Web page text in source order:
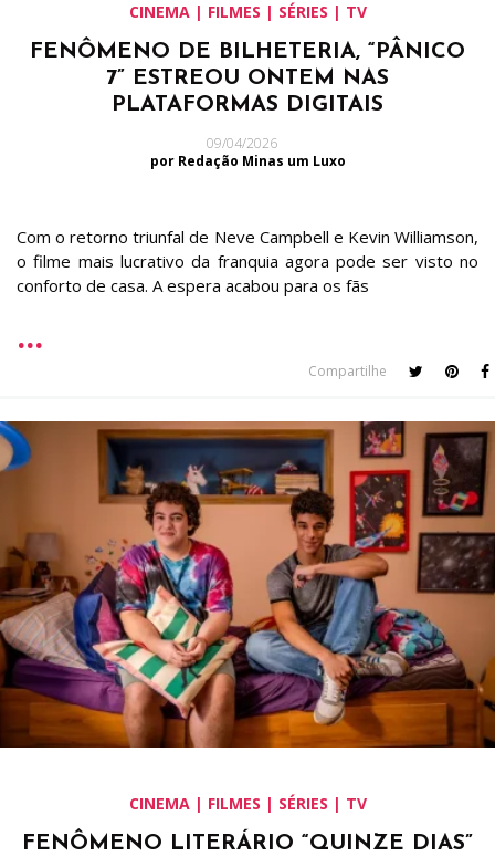
CINEMA | FILMES | SÉRIES | TV
FENÔMENO DE BILHETERIA, “PÂNICO
7” ESTREOU ONTEM NAS
PLATAFORMAS DIGITAIS
09/04/2026
por Redação Minas um Luxo
Com o retorno triunfal de Neve Campbell e Kevin Williamson,
o filme mais lucrativo da franquia agora pode ser visto no
conforto de casa. A espera acabou para os fãs
Compartilhe
CINEMA | FILMES | SÉRIES | TV
FENÔMENO LITERÁRIO “QUINZE DIAS”